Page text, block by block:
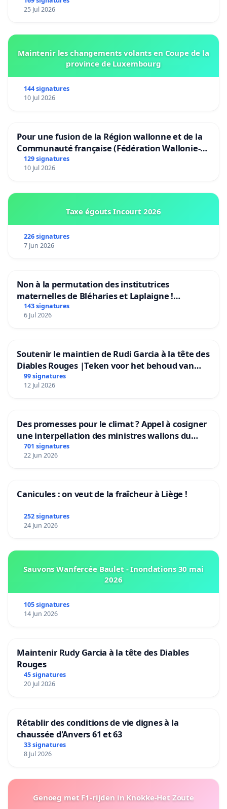
25 Jul 2026
Maintenir les changements volants en Coupe de la
province de Luxembourg
144 signatures
10 Jul 2026
Pour une fusion de la Région wallonne et de la
Communauté française (Fédération Wallonie-
Bruxelles)
129 signatures
10 Jul 2026
Taxe égouts Incourt 2026
226 signatures
7 Jun 2026
Non à la permutation des institutrices
maternelles de Bléharies et Laplaigne !
Préservons la stabilité de nos enfants.
143 signatures
6 Jul 2026
Soutenir le maintien de Rudi Garcia à la tête des
Diables Rouges |Teken voor het behoud van
Rudi Garcia als bondscoach
99 signatures
12 Jul 2026
Des promesses pour le climat ? Appel à cosigner
une interpellation des ministres wallons du
climat et de l’environnement.
701 signatures
22 Jun 2026
Canicules : on veut de la fraîcheur à Liège !
252 signatures
24 Jun 2026
Sauvons Wanfercée Baulet - Inondations 30 mai
2026
105 signatures
14 Jun 2026
Maintenir Rudy Garcia à la tête des Diables
Rouges
45 signatures
20 Jul 2026
Rétablir des conditions de vie dignes à la
chaussée d'Anvers 61 et 63
33 signatures
8 Jul 2026
Genoeg met F1-rijden in Knokke-Het Zoute